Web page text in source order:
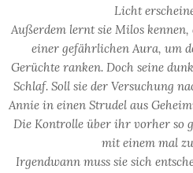
Licht
Außerdem lernt sie Milos
einer gefährlichen Aura, um
Gerüchte ranken. Doch seine
Schlaf. Soll sie der Versuchung
Annie in einen Strudel aus
Die Kontrolle über ihr vorher so
mit einem mal
Irgendwann muss sie sich